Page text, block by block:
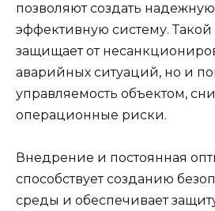
позволяют создать
эффективную систему. Такой
защищает от
аварийных ситуаций, но и
управляемость объектом,
операционные риски.
Внедрение и постоянная
способствует созданию
среды и обеспечивает